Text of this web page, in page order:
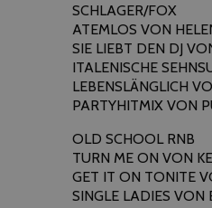
SCHLAGER/FOX
ATEMLOS VON
SIE LIEBT DEN DJ
ITALENISCHE
LEBENSLÄNGLICH
PARTYHITMIX VON
OLD SCHOOL RNB
TURN ME ON VON
GET IT ON TONITE
SINGLE LADIES VON